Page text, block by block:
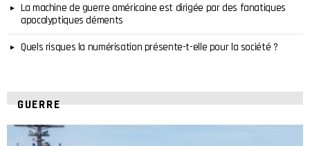
La machine de guerre américaine est dirigée par des fanatiques
apocalyptiques déments
Quels risques la numérisation présente-t-elle pour la société ?
GUERRE